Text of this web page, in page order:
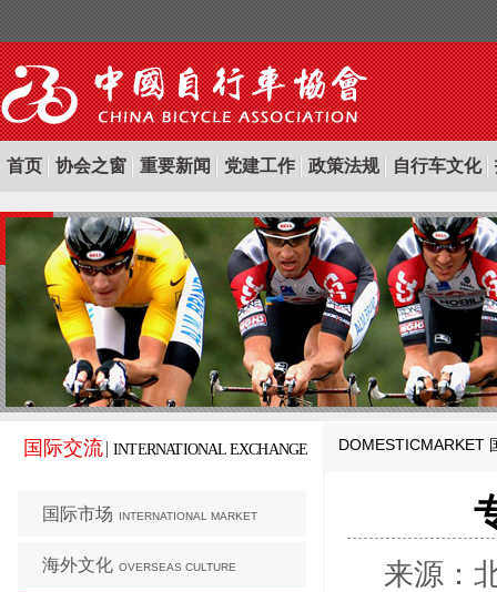
首页 协会之窗 重要新闻 党建工作 政策法规 自行车文化
国际交流 INTERNATIONAL EXCHANGE
国际市场 INTERNATIONAL MARKET
海外文化 OVERSEAS CULTURE
DOMESTICMARKET
来源：